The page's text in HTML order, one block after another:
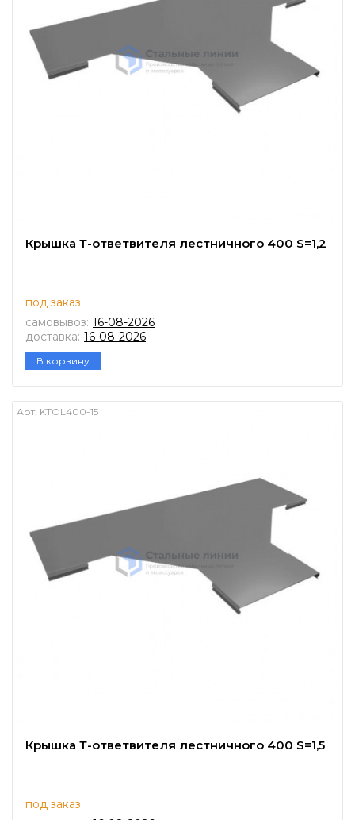
Крышка Т-ответвителя лестничного 400 S=1,2
под заказ
самовывоз: 16-08-2026
доставка: 16-08-2026
В корзину
Крышка Т-ответвителя лестничного 400 S=1,5
Арт: KTOL400-15
под заказ